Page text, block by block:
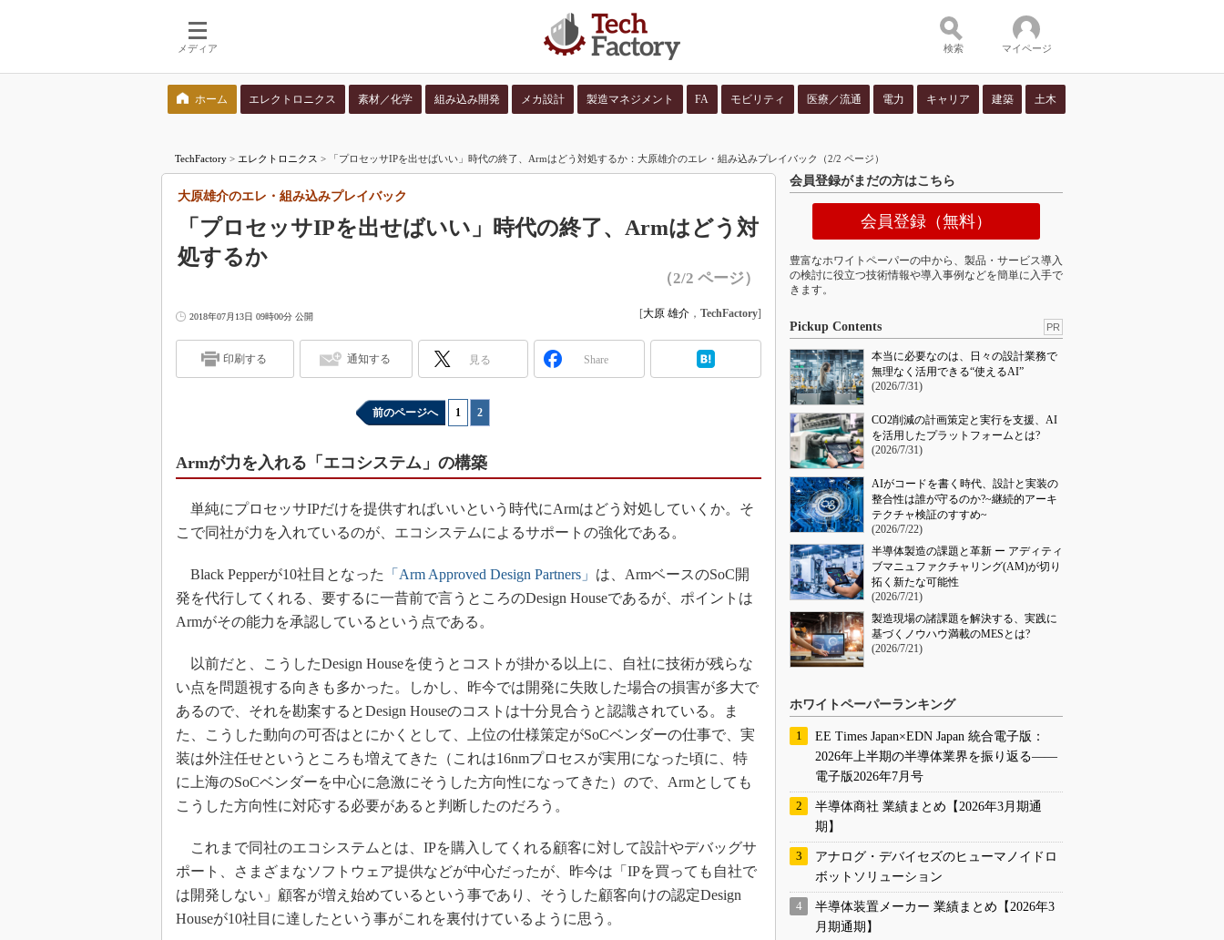
メディア 検索 マイページ
ホーム エレクトロニクス 素材／化学 組み込み開発 メカ設計 製造マネジメント FA モビリティ 医療／流通 電力 キャリア 建築 土木
TechFactory > エレクトロニクス > 「プロセッサIPを出せばいい」時代の終了、Armはどう対処するか：大原雄介のエレ・組み込みプレイバック（2/2 ページ）
「プロセッサIPを出せばいい」時代の終了、Armはどう対
処するか
大原雄介のエレ・組み込みプレイバック
（2/2 ページ）
2018年07月13日 09時00分 公開 [大原 雄介 ， TechFactory]
印刷する 通知する 見る Share
前のページへ 1 2
Armが力を入れる「エコシステム」の構築
単純にプロセッサIPだけを提供すればいいという時代にArmはどう対処していくか。そ
こで同社が力を入れているのが、エコシステムによるサポートの強化である。
Black Pepperが10社目となった 「Arm Approved Design Partners」 は、ArmベースのSoC開
発を代行してくれる、要するに一昔前で言うところのDesign Houseであるが、ポイントは
Armがその能力を承認しているという点である。
以前だと、こうしたDesign Houseを使うとコストが掛かる以上に、自社に技術が残らな
い点を問題視する向きも多かった。しかし、昨今では開発に失敗した場合の損害が多大で
あるので、それを勘案するとDesign Houseのコストは十分見合うと認識されている。ま
た、こうした動向の可否はとにかくとして、上位の仕様策定がSoCベンダーの仕事で、実
装は外注任せというところも増えてきた（これは16nmプロセスが実用になった頃に、特
に上海のSoCベンダーを中心に急激にそうした方向性になってきた）ので、Armとしても
こうした方向性に対応する必要があると判断したのだろう。
これまで同社のエコシステムとは、IPを購入してくれる顧客に対して設計やデバッグサ
ポート、さまざまなソフトウェア提供などが中心だったが、昨今は「IPを買っても自社で
は開発しない」顧客が増え始めているという事であり、そうした顧客向けの認定Design
Houseが10社目に達したという事がこれを裏付けているように思う。
会員登録がまだの方はこちら
会員登録（無料）
豊富なホワイトペーパーの中から、製品・サービス導入
の検討に役立つ技術情報や導入事例などを簡単に入手で
きます。
Pickup Contents PR
本当に必要なのは、日々の設計業務で
無理なく活用できる“使えるAI”
(2026/7/31)
CO2削減の計画策定と実行を支援、AI
を活用したプラットフォームとは?
(2026/7/31)
AIがコードを書く時代、設計と実装の
整合性は誰が守るのか?~継続的アーキ
テクチャ検証のすすめ~
(2026/7/22)
半導体製造の課題と革新 ー アディティ
ブマニュファクチャリング(AM)が切り
拓く新たな可能性
(2026/7/21)
製造現場の諸課題を解決する、実践に
基づくノウハウ満載のMESとは?
(2026/7/21)
ホワイトペーパーランキング
EE Times Japan×EDN Japan 統合電子版：
2026年上半期の半導体業界を振り返る――
電子版2026年7月号
半導体商社 業績まとめ【2026年3月期通
期】
アナログ・デバイセズのヒューマノイドロ
ボットソリューション
半導体装置メーカー 業績まとめ【2026年3
月期通期】